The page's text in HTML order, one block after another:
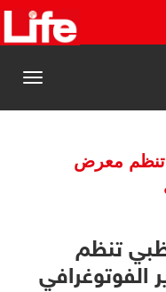
القائمة
تنظم معرض
تنظم